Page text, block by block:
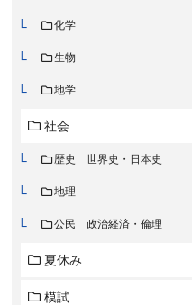
化学
生物
地学
社会
歴史 世界史・日本史
地理
公民 政治経済・倫理
夏休み
模試